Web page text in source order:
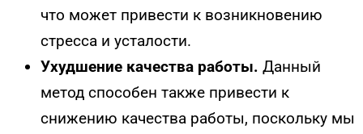
что может привести к возникновению
стресса и усталости.
Ухудшение качества работы. Данный
метод способен также привести к
снижению качества работы, поскольку мы